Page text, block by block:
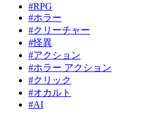
#RPG
#ホラー
#クリーチャー
#怪異
#アクション
#ホラー アクション
#クリック
#オカルト
#AI